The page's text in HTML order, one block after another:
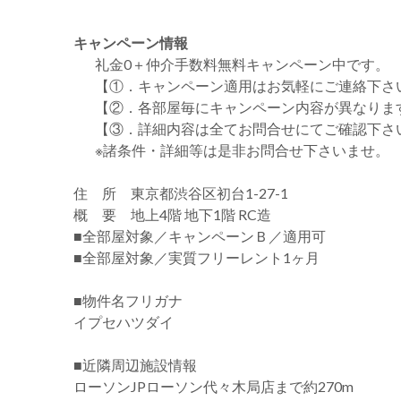
キャンペーン情報
礼金0 ＋仲介手数料無料キャンペーン中です。
【①．キャンペーン適用はお気軽にご連絡下さ
【②．各部屋毎にキャンペーン内容が異なりま
【③．詳細内容は全てお問合せにてご確認下さ
※諸条件・詳細等は是非お問合せ下さいませ。
住 所 東京都渋谷区初台1-27-1
概 要 地上4階 地下1階 RC造
■全部屋対象／キャンペーンＢ／適用可
■全部屋対象／実質フリーレント1ヶ月
■物件名フリガナ
イプセハツダイ
■近隣周辺施設情報
ローソンJPローソン代々木局店まで約270m